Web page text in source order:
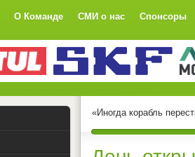
О Команде СМИ о нас Спонсоры
«Иногда корабль